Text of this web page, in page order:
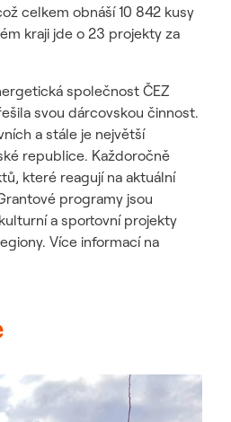
celkem obnáší 10 842 kusy
kraji jde o 23 projekty za
společnost ČEZ
svou dárcovskou činnost.
a stále je největší
republice. Každoročně
které reagují na aktuální
programy jsou
a sportovní projekty
Více informací na